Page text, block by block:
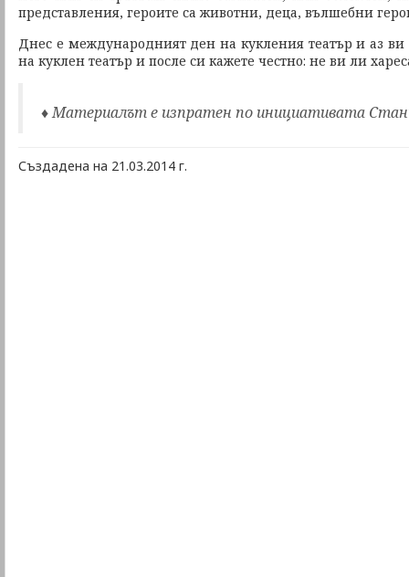
представления, героите са животни, деца, вълшебни
Днес е международният ден на кукления театър и аз
на куклен театър и после си кажете честно: не ви ли
♦ Материалът е изпратен по инициативата
Създадена на 21.03.2014 г.